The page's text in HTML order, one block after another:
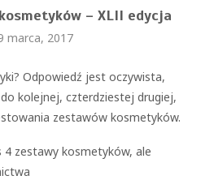
– XLII edycja
marca, 2017
Odpowiedź jest oczywista,
kolejnej, czterdziestej drugiej,
zestawów kosmetyków.
4 zestawy kosmetyków, ale